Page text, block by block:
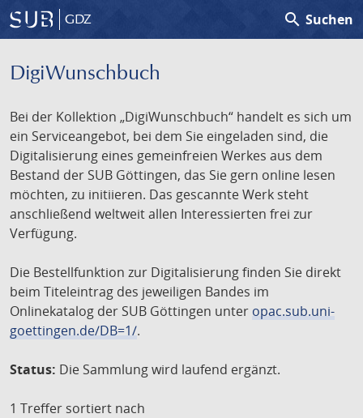
GDZ search Suchen
DigiWunschbuch
Bei der Kollektion „DigiWunschbuch“ handelt es sich um
ein Serviceangebot, bei dem Sie eingeladen sind, die
Digitalisierung eines gemeinfreien Werkes aus dem
Bestand der SUB Göttingen, das Sie gern online lesen
möchten, zu initiieren. Das gescannte Werk steht
anschließend weltweit allen Interessierten frei zur
Verfügung.
Die Bestellfunktion zur Digitalisierung finden Sie direkt
beim Titeleintrag des jeweiligen Bandes im
Onlinekatalog der SUB Göttingen unter opac.sub.uni-
goettingen.de/DB=1/.
Status: Die Sammlung wird laufend ergänzt.
1 Treffer sortiert nach